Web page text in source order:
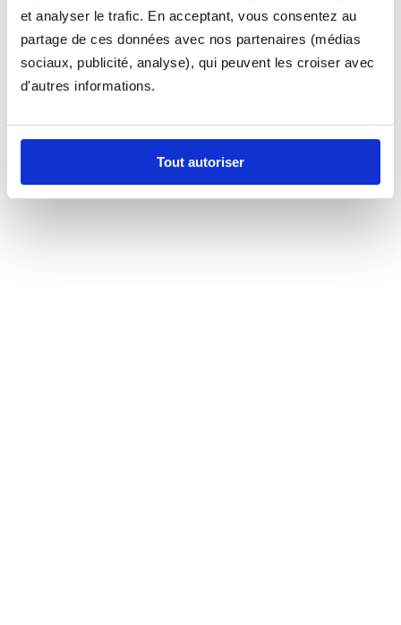
et analyser le trafic. En acceptant, vous consentez au
partage de ces données avec nos partenaires (médias
sociaux, publicité, analyse), qui peuvent les croiser avec
d'autres informations.
Tout autoriser